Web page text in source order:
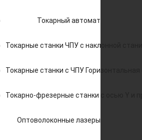
Токарный автомат
Токарные станки ЧПУ c наклонной
Токарные станки с ЧПУ Горизонтальная
Токарно-фрезерные станки с осью Y и
Оптоволоконные лазеры